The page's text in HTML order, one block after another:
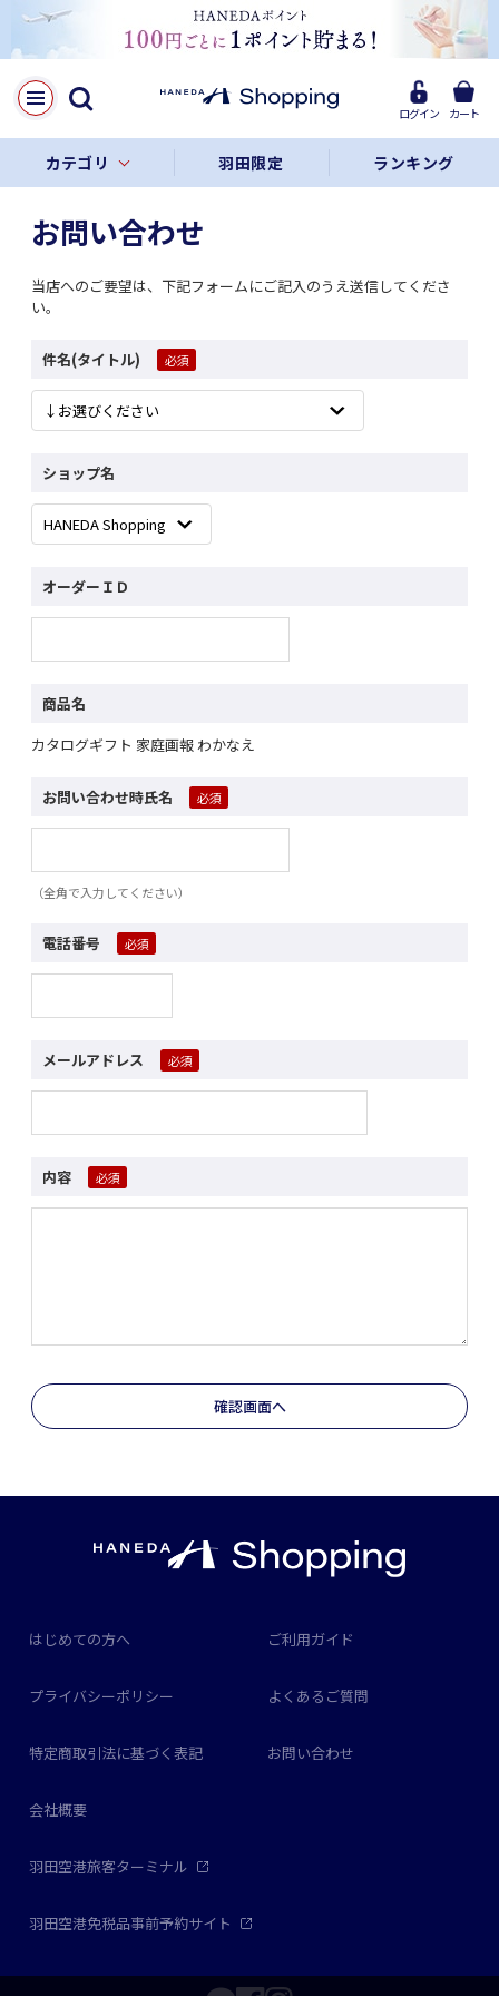
ログイン カート
カテゴリ 羽田限定 ランキング
お問い合わせ
当店へのご要望は、下記フォームにご記入のうえ送信してくださ
い。
件名(タイトル)
ショップ名
オーダーＩＤ
商品名
カタログギフト 家庭画報 わかなえ
お問い合わせ時氏名
（全角で入力してください）
電話番号
メールアドレス
内容
はじめての方へ ご利用ガイド
プライバシーポリシー よくあるご質問
特定商取引法に基づく表記 お問い合わせ
会社概要
羽田空港旅客ターミナル
羽田空港免税品事前予約サイト